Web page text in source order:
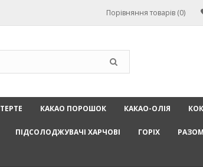
Порівняння товарів (0)
КАКАО ПОРОШОК КАКАО-ОЛІЯ
ПІДСОЛОДЖУВАЧІ ХАРЧОВІ ГОРІХ